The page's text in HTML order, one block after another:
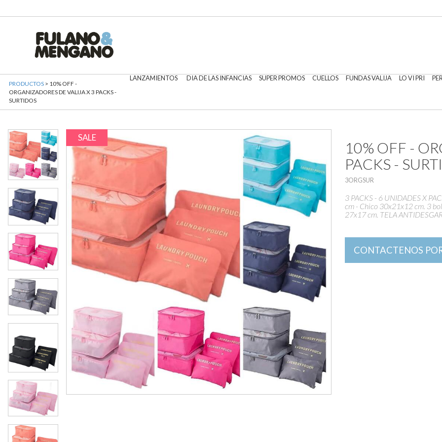
LANZAMIENTOS DIA DE LAS INFANCIAS SUPER PROMOS CUELLOS FUNDAS VALIJA LO VI PRI
PRODUCTOS > 10% OFF -
ORGANIZADORES DE VALIJA X 3 PACKS -
SURTIDOS
SALE
10% OFF -
PACKS -
3ORGSUR
3 PACKS - 6 UNIDADES X
cm - Chico 30x21x12 cm. 3
27x17 cm. TELA
CONTACTENOS